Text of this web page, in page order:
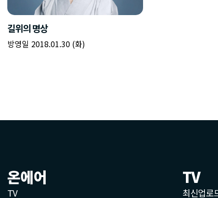
길위의 명상
방영일 2018.01.30 (화)
온에어
TV
TV
최신업로